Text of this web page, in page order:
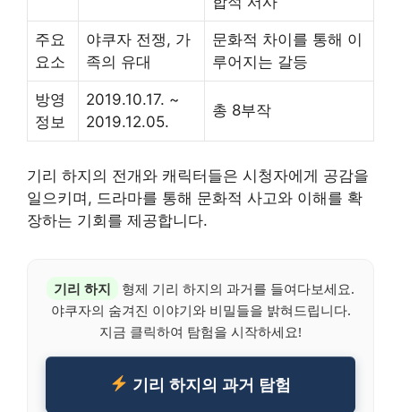
주요
요소
야쿠자 전쟁, 가
족의 유대
문화적 차이를 통해 이
루어지는 갈등
방영
정보
2019.10.17. ~
2019.12.05.
총 8부작
기리 하지의 전개와 캐릭터들은 시청자에게 공감을
일으키며, 드라마를 통해 문화적 사고와 이해를 확
장하는 기회를 제공합니다.
기리 하지
형제 기리 하지의 과거를 들여다보세요.
야쿠자의 숨겨진 이야기와 비밀들을 밝혀드립니다.
지금 클릭하여 탐험을 시작하세요!
기리 하지의 과거 탐험